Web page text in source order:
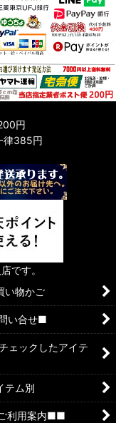
円
律385円
です。
い物かご
い合せ■
ェックしたアイテ
テム別
利用案内■■